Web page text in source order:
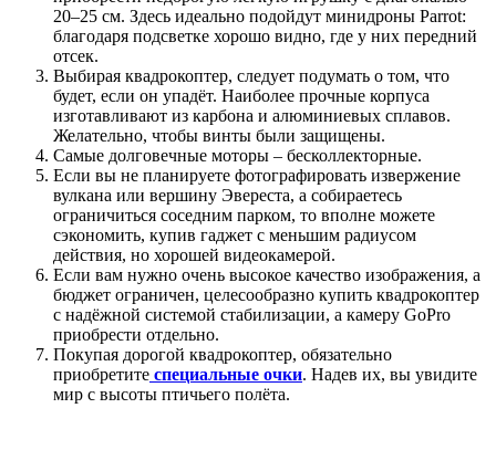
20–25 см. Здесь идеально подойдут минидроны Parrot:
благодаря подсветке хорошо видно, где у них передний
отсек.
Выбирая квадрокоптер, следует подумать о том, что
будет, если он упадёт. Наиболее прочные корпуса
изготавливают из карбона и алюминиевых сплавов.
Желательно, чтобы винты были защищены.
Самые долговечные моторы – бесколлекторные.
Если вы не планируете фотографировать извержение
вулкана или вершину Эвереста, а собираетесь
ограничиться соседним парком, то вполне можете
сэкономить, купив гаджет с меньшим радиусом
действия, но хорошей видеокамерой.
Если вам нужно очень высокое качество изображения, а
бюджет ограничен, целесообразно купить квадрокоптер
с надёжной системой стабилизации, а камеру GoPro
приобрести отдельно.
Покупая дорогой квадрокоптер, обязательно
приобретите специальные очки. Надев их, вы увидите
мир с высоты птичьего полёта.